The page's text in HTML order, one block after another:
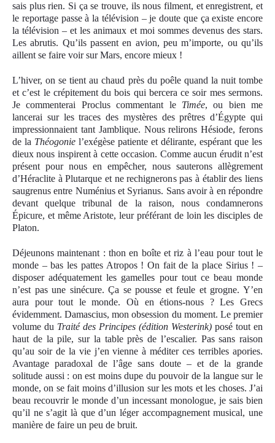
sais plus rien. Si ça se trouve, ils nous filment, et enregistrent, et
le reportage passe à la télévision – je doute que ça existe encore
la télévision – et les animaux et moi sommes devenus des stars.
Les abrutis. Qu’ils passent en avion, peu m’importe, ou qu’ils
aillent se faire voir sur Mars, encore mieux !
L’hiver, on se tient au chaud près du poêle quand la nuit tombe
et c’est le crépitement du bois qui bercera ce soir mes sermons.
Je commenterai Proclus commentant le Timée, ou bien me
lancerai sur les traces des mystères des prêtres d’Égypte qui
impressionnaient tant Jamblique. Nous relirons Hésiode, ferons
de la Théogonie l’exégèse patiente et délirante, espérant que les
dieux nous inspirent à cette occasion. Comme aucun érudit n’est
présent pour nous en empêcher, nous sauterons allègrement
d’Héraclite à Plutarque et ne rechignerons pas à établir des liens
saugrenus entre Numénius et Syrianus. Sans avoir à en répondre
devant quelque tribunal de la raison, nous condamnerons
Épicure, et même Aristote, leur préférant de loin les disciples de
Platon.
Déjeunons maintenant : thon en boîte et riz à l’eau pour tout le
monde – bas les pattes Atropos ! On fait de la place Sirius ! –
disposer adéquatement les gamelles pour tout ce beau monde
n’est pas une sinécure. Ça se pousse et feule et grogne. Y’en
aura pour tout le monde. Où en étions-nous ? Les Grecs
évidemment. Damascius, mon obsession du moment. Le premier
volume du Traité des Principes (édition Westerink) posé tout en
haut de la pile, sur la table près de l’escalier. Pas sans raison
qu’au soir de la vie j’en vienne à méditer ces terribles apories.
Avantage paradoxal de l’âge sans doute – et de la grande
solitude aussi : on est moins dupe du pouvoir de la langue sur le
monde, on se fait moins d’illusion sur les mots et les choses. J’ai
beau recouvrir le monde d’un incessant monologue, je sais bien
qu’il ne s’agit là que d’un léger accompagnement musical, une
manière de faire un peu de bruit.